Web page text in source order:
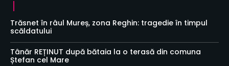
Trăsnet în râul Mureș, zona Reghin: tragedie în timpul
scăldatului
Tânăr REȚINUT după bătaia la o terasă din comuna
Ștefan cel Mare